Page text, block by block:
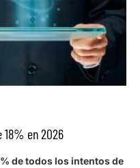
18% en 2026
de todos los intentos de